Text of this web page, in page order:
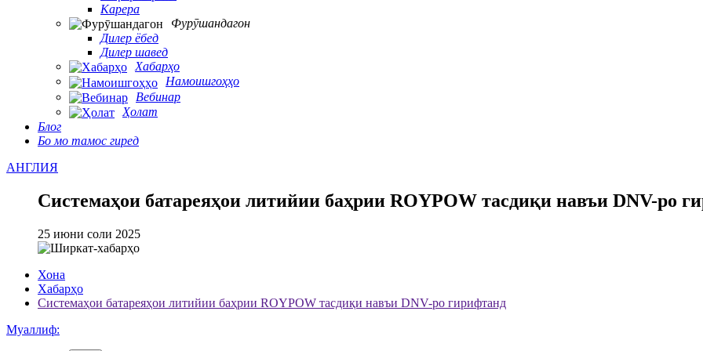
Карера
Фурӯшандагон
Дилер ёбед
Дилер шавед
Хабарҳо
Намоишгоҳҳо
Вебинар
Ҳолат
Блог
Бо мо тамос гиред
АНГЛИЯ
Системаҳои батареяҳои литийии баҳрии ROYPOW тасдиқи навъи DNV-ро
25 июни соли 2025
Хона
Хабарҳо
Системаҳои батареяҳои литийии баҳрии ROYPOW тасдиқи навъи DNV-ро гирифтанд
Муаллиф: